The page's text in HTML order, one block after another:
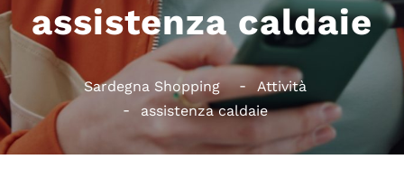
assistenza caldaie
Sardegna Shopping
Attività
assistenza caldaie